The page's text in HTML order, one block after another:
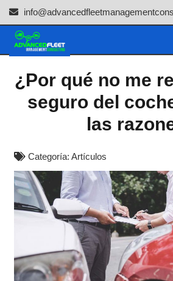
¿Por qué no me
seguro del
las
Categoría: Artículos